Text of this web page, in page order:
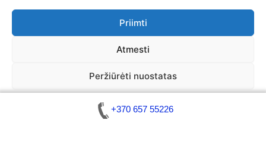
Priimti
Atmesti
Peržiūrėti nuostatas
Политика использования
информация
Ограничение ответственности
Общая контактная информация
Контакты
Авторские права © 2026 Вскрытие автомобилей /
Изготовление ключей
+370 657 55226